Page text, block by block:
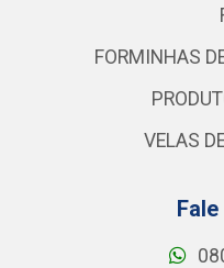
FORMINHAS
VELAS